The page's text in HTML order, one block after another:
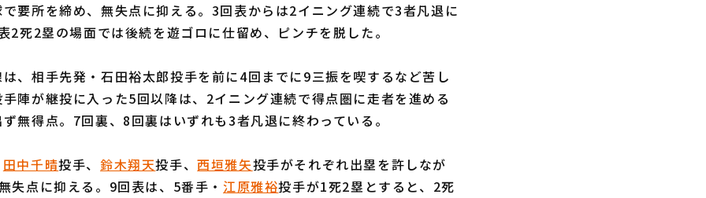
要所を締め、無失点に抑える。3回表からは2イニング連続で3者凡退に
2死2塁の場面では後続を遊ゴロに仕留め、ピンチを脱した。
、相手先発・石田裕太郎投手を前に4回までに9三振を喫するなど苦し
陣が継投に入った5回以降は、2イニング連続で得点圏に走者を進める
無得点。7回裏、8回裏はいずれも3者凡退に終わっている。
田中千晴投手、鈴木翔天投手、西垣雅矢投手がそれぞれ出塁を許しなが
失点に抑える。9回表は、5番手・江原雅裕投手が1死2塁とすると、2死